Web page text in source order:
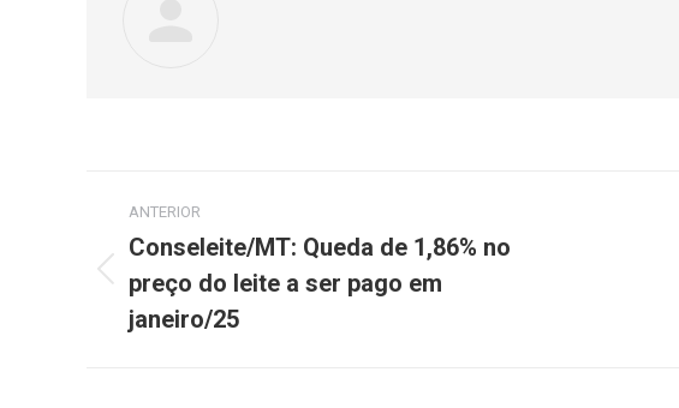
ANTERIOR
Conseleite/MT: Queda de 1,86% no
preço do leite a ser pago em
janeiro/25